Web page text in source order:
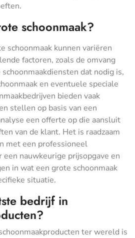
schoonmaak?
schoonmaak kunnen variëren
factoren, zoals de omvang
dat nodig is,
en eventuele speciale
bieden vaak
stellen op basis van een
een offerte op die aansluit
van de klant. Het is raadzaam
met een professioneel
een nauwkeurige prijsopgave en
in wat een grote schoonmaak
situatie.
bedrijf in
ter wereld is